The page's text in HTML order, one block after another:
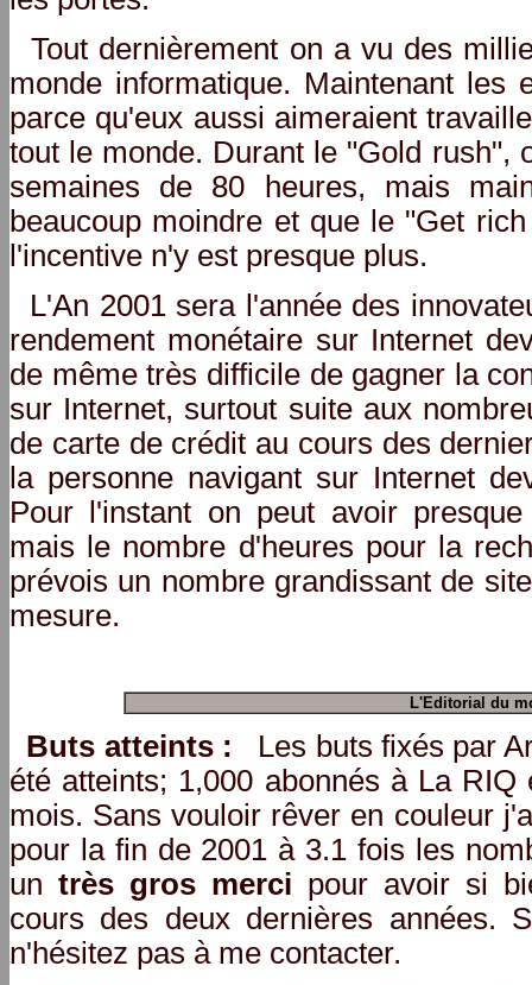
Tout dernièrement on a vu des
monde informatique. Maintenant les
parce qu'eux aussi aimeraient
tout le monde. Durant le "Gold rush",
semaines de 80 heures, mais
beaucoup moindre et que le "Get
l'incentive n'y est presque plus.
L'An 2001 sera l'année des
rendement monétaire sur Internet
de même très difficile de gagner la
sur Internet, surtout suite aux
de carte de crédit au cours des
la personne navigant sur Internet
Pour l'instant on peut avoir
mais le nombre d'heures pour la
prévois un nombre grandissant de
mesure.
L'Editorial du
Buts atteints :
Les buts fixés par
été atteints; 1,000 abonnés à La
mois. Sans vouloir rêver en couleur
pour la fin de 2001 à 3.1 fois les
un très gros merci pour avoir si
cours des deux dernières années.
n'hésitez pas à me contacter.